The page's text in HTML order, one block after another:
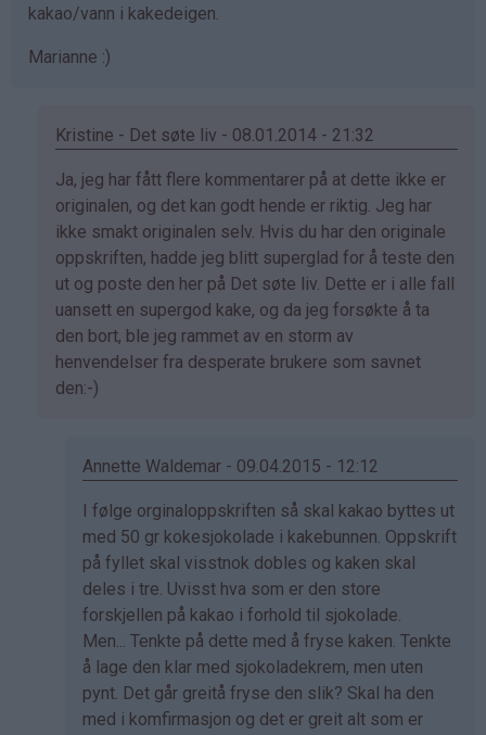
kakao/vann i kakedeigen.
Marianne :)
Kristine - Det søte liv - 08.01.2014 - 21:32
Som
svar
på
av
Marianne
(ikke
bekreftet)
Ja, jeg har fått flere kommentarer på at dette ikke er
originalen, og det kan godt hende er riktig. Jeg har
ikke smakt originalen selv. Hvis du har den originale
oppskriften, hadde jeg blitt superglad for å teste den
ut og poste den her på Det søte liv. Dette er i alle fall
uansett en supergod kake, og da jeg forsøkte å ta
den bort, ble jeg rammet av en storm av
henvendelser fra desperate brukere som savnet
den:-)
Annette Waldemar - 09.04.2015 - 12:12
Som
svar
på
av
Kristine
-
Det…
I følge orginaloppskriften så skal kakao byttes ut
med 50 gr kokesjokolade i kakebunnen. Oppskrift
på fyllet skal visstnok dobles og kaken skal
deles i tre. Uvisst hva som er den store
forskjellen på kakao i forhold til sjokolade.
Men... Tenkte på dette med å fryse kaken. Tenkte
å lage den klar med sjokoladekrem, men uten
pynt. Det går greitå fryse den slik? Skal ha den
med i komfirmasjon og det er greit alt som er